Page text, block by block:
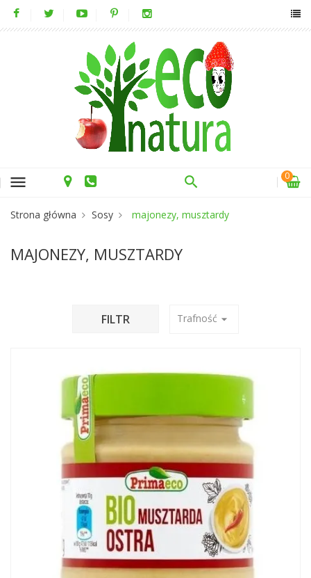
menu 0
Strona główna Sosy majonezy, musztardy
MAJONEZY, MUSZTARDY
FILTR Trafność arrow_drop_down